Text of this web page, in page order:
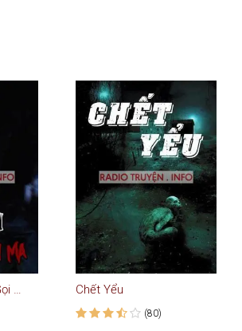
Trò Chơi Trốn Tìm Gọi Ma Chết Yểu
(80)